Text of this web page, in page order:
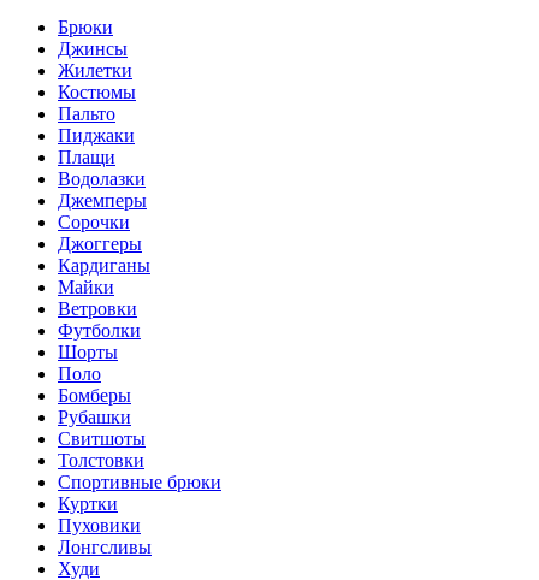
Брюки
Джинсы
Жилетки
Костюмы
Пальто
Пиджаки
Плащи
Водолазки
Джемперы
Сорочки
Джоггеры
Кардиганы
Майки
Ветровки
Футболки
Шорты
Поло
Бомберы
Рубашки
Свитшоты
Толстовки
Спортивные брюки
Куртки
Пуховики
Лонгсливы
Худи